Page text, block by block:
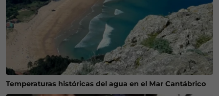
Temperaturas históricas del agua en el Mar Cantábrico